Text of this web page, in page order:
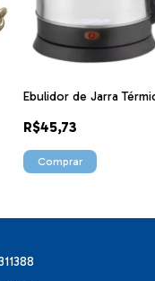
Ebulidor de Jarra
R$45,73
Comprar